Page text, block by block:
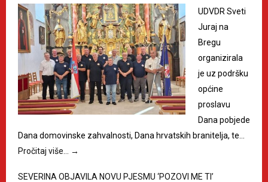
UDVDR Sveti
Juraj na
Bregu
organizirala
je uz podršku
općine
proslavu
Dana pobjede
Dana domovinske zahvalnosti, Dana hrvatskih branitelja, te…
Pročitaj više…
→
SEVERINA OBJAVILA NOVU PJESMU ‘POZOVI ME TI’